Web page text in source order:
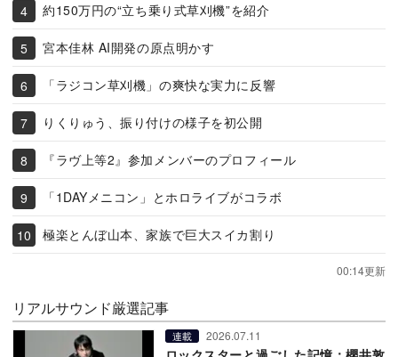
約150万円の“立ち乗り式草刈機”を紹介
宮本佳林 AI開発の原点明かす
「ラジコン草刈機」の爽快な実力に反響
りくりゅう、振り付けの様子を初公開
『ラヴ上等2』参加メンバーのプロフィール
「1DAYメニコン」とホロライブがコラボ
極楽とんぼ山本、家族で巨大スイカ割り
00:14更新
リアルサウンド厳選記事
連載 2026.07.11